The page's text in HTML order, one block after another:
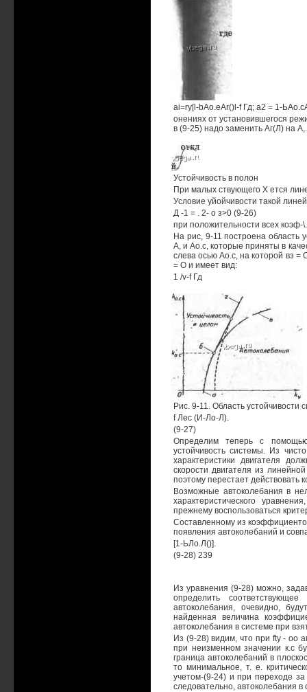
ai=ry[l-bAo.eAr()l-f Гд; а2 = 1-
онениях от установившегося
в (9-25) надо заменить Аг(Л) на А,.
Устойчивость в полон
При малых ствующего X ется
Условие уйойчивости такой
Д -1 = . 2- о з>0 (9-26)
при положительности всех коэф-
На рис, 9-11 построена область
А, и Ао.с, которые приняты в
слева осью Ао.с, на которой вз =
= О и имеет вид:
1 /v-f Гд
Рис. 9-11. Область
f Лес (И-Ло-Л).
(9-27)
Определим теперь с
устойчивость системы. Из
характеристики двигателя
скорости двигателя из
поэтому перестает действовать
Возможные автоколебания в
характеристического
прежнему воспользоваться
Составленному из
появления автоколебаний и
[1-ЬЛо.Л()].
(9-28) 239
Из уравнения (9-28) можно,
определить
автоколебания, очевидно,
найденная величина
автоколебания в системе при
Из (9-28) видим, что при fty - оо
при неизменном значении к.с
граница автоколебаний в
то минимальное, т. е.
учетом-(9-24) и при переходе
следовательно, автоколебания